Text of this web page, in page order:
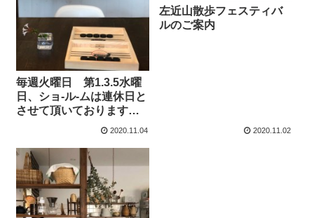
毎週火曜日 第1.3.5水曜
日、ショ-ル-ムは連休日と
させて頂いております
2020.11.04
左近山散歩フェスティバ
ルのご案内
2020.11.02